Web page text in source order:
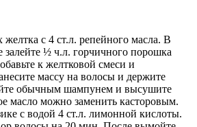
с 4 ст.л. репейного масла. В
залейте ½ ч.л. горчичного порошка
к желтковой смеси и
массу на волосы и держите
обычным шампунем и высушите
масло можно заменить касторовым.
с водой 4 ст.л. лимонной кислоты.